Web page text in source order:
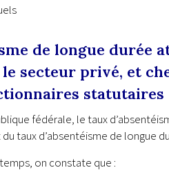
de longue
le secteur privé, et
statutaires
fédérale, le taux
taux d’absentéisme de longue
on constate que :